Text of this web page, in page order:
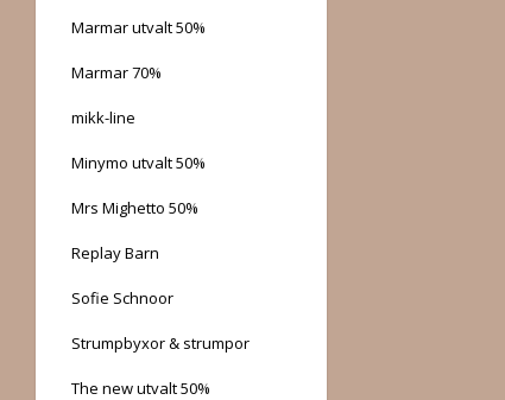
Marmar utvalt 50%
Marmar 70%
mikk-line
Minymo utvalt 50%
Mrs Mighetto 50%
Replay Barn
Sofie Schnoor
Strumpbyxor & strumpor
The new utvalt 50%